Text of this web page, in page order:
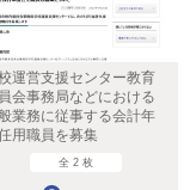
運営支援センター教育
会事務局などにおける
業務に従事する会計年
用職員を募集
全 2 枚